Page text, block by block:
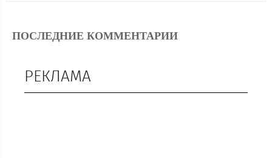
ПОСЛЕДНИЕ КОММЕНТАРИИ
РЕКЛАМА